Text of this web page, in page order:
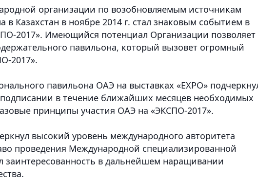
организации по возобновляемым источникам
в Казахстан в ноябре 2014 г. стал знаковым событием в
2017». Имеющийся потенциал Организации позволяет
павильона, который вызовет огромный
2017».
павильона ОАЭ на выставках «ЕХРО»
в течение ближайших месяцев необходимых
принципы участия ОАЭ на «ЭКСПО-2017».
высокий уровень международного авторитета
проведения Международной специализированной
заинтересованность в дальнейшем наращивании